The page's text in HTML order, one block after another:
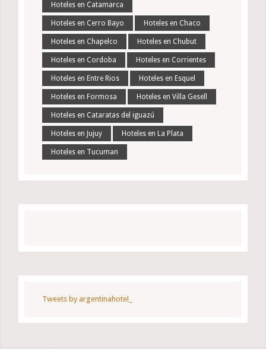
Hoteles en Catamarca
Hoteles en Cerro Bayo Hoteles en Chaco
Hoteles en Chapelco Hoteles en Chubut
Hoteles en Cordoba Hoteles en Corrientes
Hoteles en Entre Rios Hoteles en Esquel
Hoteles en Formosa Hoteles en Villa Gesell
Hoteles en Cataratas del iguazú
Hoteles en Jujuy Hoteles en La Plata
Hoteles en Tucuman
Tweets by argentinahotel_